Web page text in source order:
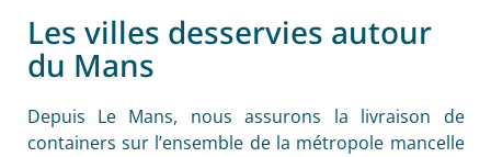
Les villes desservies autour
du Mans
Depuis Le Mans, nous assurons la livraison de
containers sur l’ensemble de la métropole mancelle